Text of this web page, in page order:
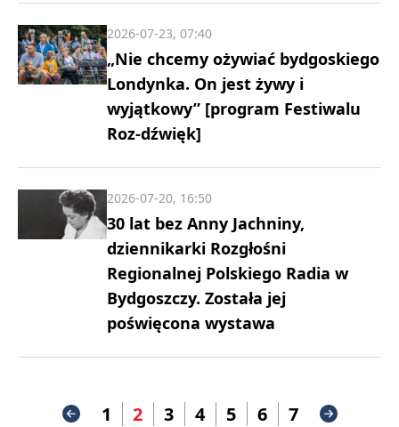
„Nie chcemy ożywiać bydgoskiego
Londynka. On jest żywy i
wyjątkowy” [program Festiwalu
Roz-dźwięk]
2026-07-23, 07:40
30 lat bez Anny Jachniny,
dziennikarki Rozgłośni
Regionalnej Polskiego Radia w
Bydgoszczy. Została jej
poświęcona wystawa
2026-07-20, 16:50
1 2 3 4 5 6 7